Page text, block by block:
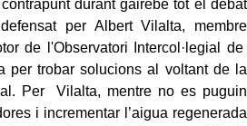
durant gairebé tot el debat
per Albert Vilalta, membre
de l'Observatori Intercol·legial de
per trobar solucions al voltant de la
Per Vilalta, mentre no es puguin
i incrementar l’aigua regenerada